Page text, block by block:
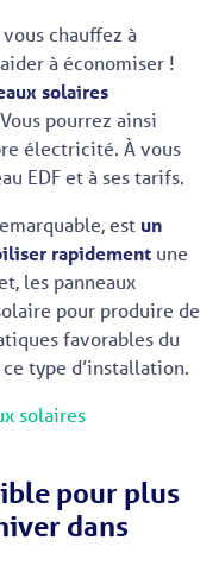
chauffez à
à économiser !
solaires
pourrez ainsi
électricité. À vous
EDF et à ses tarifs.
est un
rapidement une
les panneaux
pour produire de
favorables du
ce type d’installation.
solaires
pour plus
dans